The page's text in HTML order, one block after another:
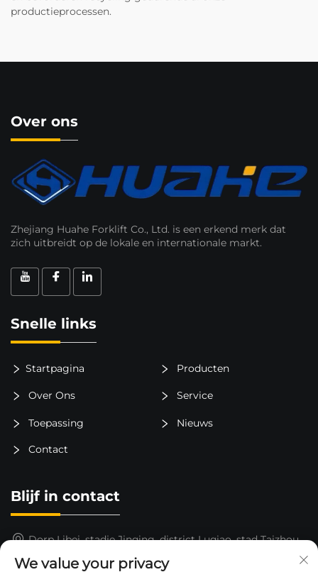
productieprocessen.
Over ons
Zhejiang Huahe Forklift Co., Ltd. is een erkend merk dat
zich uitbreidt op de lokale en internationale markt.
Snelle links
Startpagina Producten
Over Ons Service
Toepassing Nieuws
Contact
Blijf in contact
Dorp Libei, stadje Jinqing, district Luqiao, stad Taizhou,
We value your privacy